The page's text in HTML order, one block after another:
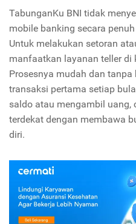
TabunganKu BNI tidak
mobile banking secara
Untuk melakukan setoran
manfaatkan layanan teller di
Prosesnya mudah dan
transaksi pertama setiap
saldo atau mengambil uang,
terdekat dengan membawa
diri.